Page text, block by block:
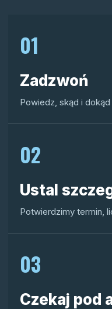
01
Zadzwoń
Powiedz, skąd i
02
Ustal
Potwierdzimy termin,
03
Czekaj pod